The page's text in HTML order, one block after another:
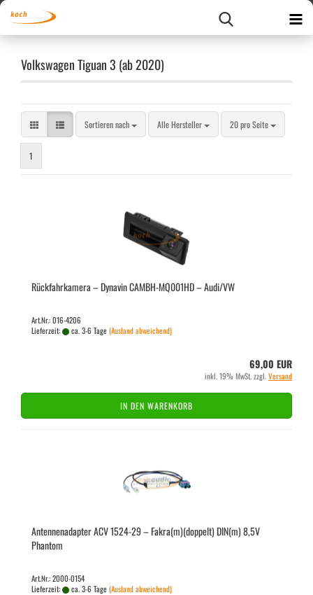
Volkswagen Tiguan 3 (ab 2020)
Sortieren nach
Sortieren nach Alle Hersteller 20 pro Seite
pro Seite
1
Rück­fahr­ka­me­ra – Dy­na­vin CAMBH-​​MQ001HD – Audi/VW
Art.Nr.: 016-4206
Lieferzeit:
ca. 3-6 Tage(Ausland abweichend)
69,00 EUR
inkl. 19% MwSt. zzgl.Versand
IN DEN WARENKORB
An­ten­nen­ad­ap­ter ACV 1524-​29 – Fakra(m)(dop­pelt) DIN(m) 8,5V
Phan­tom
Art.Nr.: 2000-0154
Lieferzeit:
ca. 3-6 Tage(Ausland abweichend)